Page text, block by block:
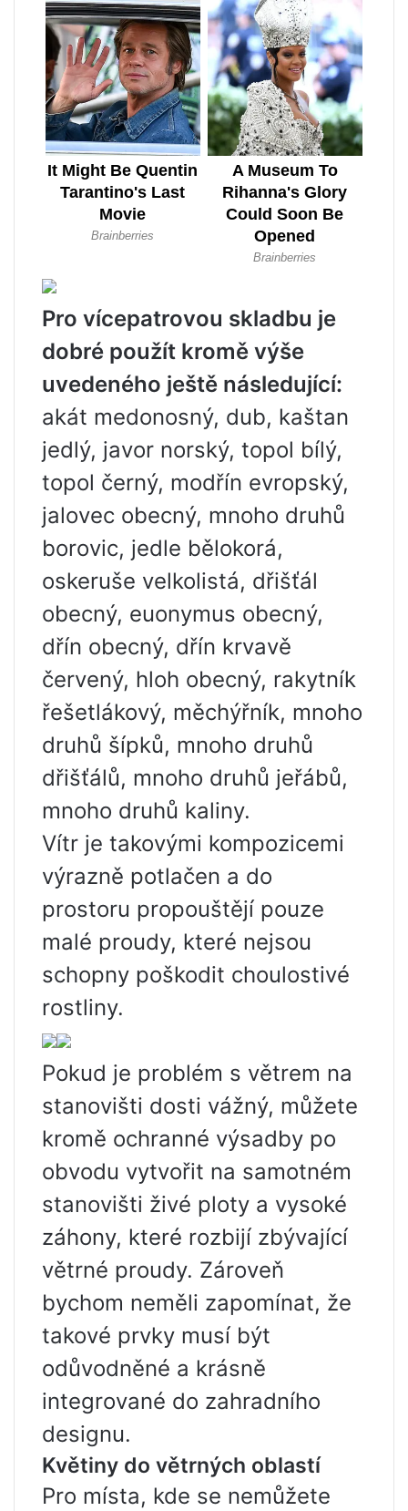
Pro vícepatrovou skladbu je
dobré použít kromě výše
uvedeného ještě následující:
akát medonosný, dub, kaštan
jedlý, javor norský, topol bílý,
topol černý, modřín evropský,
jalovec obecný, mnoho druhů
borovic, jedle bělokorá,
oskeruše velkolistá, dřišťál
obecný, euonymus obecný,
dřín obecný, dřín krvavě
červený, hloh obecný, rakytník
řešetlákový, měchýřník, mnoho
druhů šípků, mnoho druhů
dřišťálů, mnoho druhů jeřábů,
mnoho druhů kaliny.
Vítr je takovými kompozicemi
výrazně potlačen a do
prostoru propouštějí pouze
malé proudy, které nejsou
schopny poškodit choulostivé
rostliny.
Pokud je problém s větrem na
stanovišti dosti vážný, můžete
kromě ochranné výsadby po
obvodu vytvořit na samotném
stanovišti živé ploty a vysoké
záhony, které rozbijí zbývající
větrné proudy. Zároveň
bychom neměli zapomínat, že
takové prvky musí být
odůvodněné a krásně
integrované do zahradního
designu.
Květiny do větrných oblastí
Pro místa, kde se nemůžete